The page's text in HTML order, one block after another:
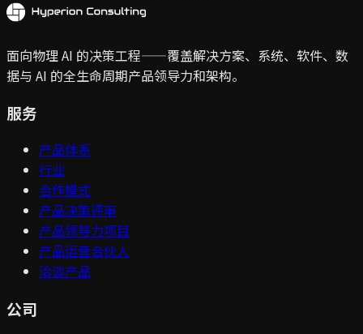
面向物理 AI 的决策工程——覆盖解决方案、系统、软件、数
据与 AI 的全生命周期产品领导力和架构。
服务
产品体系
行业
合作模式
产品决策评审
产品领导力项目
产品运营合伙人
洽谈产品
公司